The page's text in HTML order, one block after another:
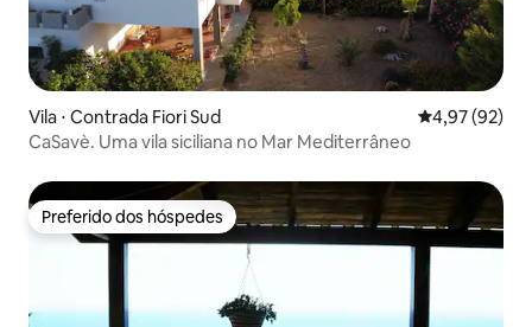
Vila ⋅ Contrada Fiori Sud 4,97 de uma
4,97 (92)
CaSavè. Uma vila siciliana no Mar Mediterrâneo
Preferido dos hóspedes
Preferido dos hóspedes